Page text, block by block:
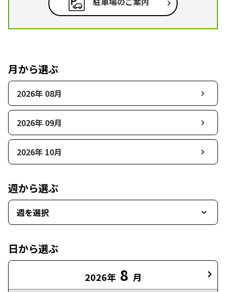
月から選ぶ
2026年 08月
2026年 09月
2026年 10月
週から選ぶ
週を選択
日から選ぶ
2026年 8 月